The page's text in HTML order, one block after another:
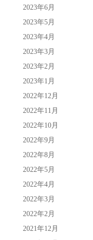
2023年6月
2023年5月
2023年4月
2023年3月
2023年2月
2023年1月
2022年12月
2022年11月
2022年10月
2022年9月
2022年8月
2022年5月
2022年4月
2022年3月
2022年2月
2021年12月